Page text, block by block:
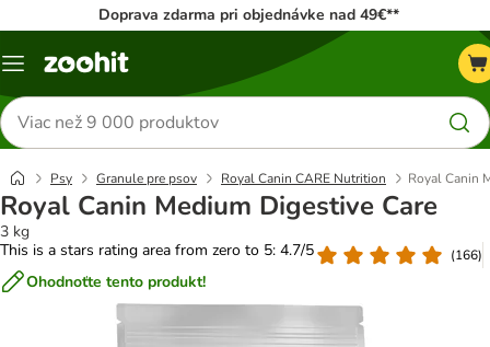
Doprava zdarma pri objednávke nad 49€**
Kategórie
Hľadať
produkty
Psy Granule pre psov Royal Canin CARE Nutrition Royal Canin
Royal Canin Medium Digestive Care
3 kg
This is a stars rating area from zero to 5: 4.7/5
(166)
Ohodnoťte tento produkt!